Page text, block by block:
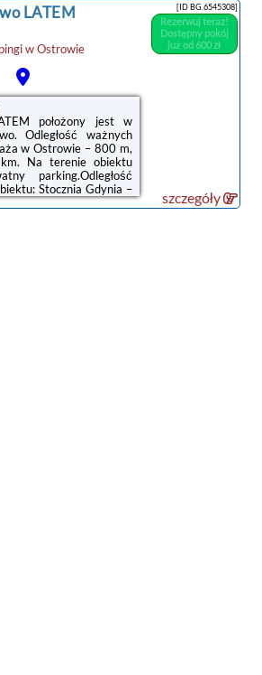
LATEM
wOstrowie
położony jest w
Odległość ważnych
w Ostrowie – 800 m,
Na terenie obiektu
parking.Odległość
Stocznia Gdynia –
Główna – 49 km.
[ID BG.6545308]
Rezerwuj teraz!
Dostępny pokój
już od 600 zł
szczegóły